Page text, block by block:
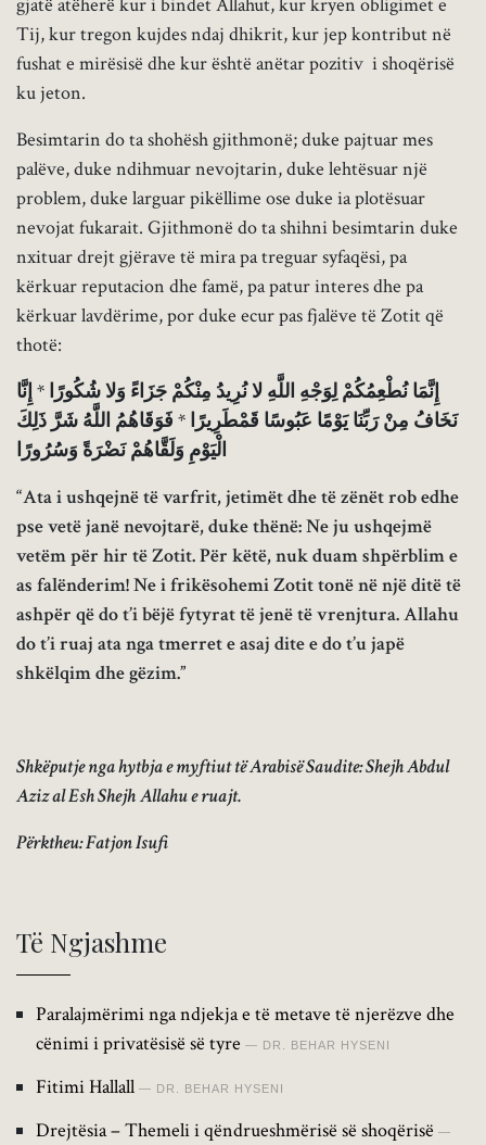
Tij, kur tregon kujdes ndaj dhikrit, kur jep kontribut në
fushat e mirësisë dhe kur është anëtar pozitiv ​ i shoqërisë
ku jeton.
Besimtarin do ta shohësh gjithmonë; duke pajtuar mes
palëve, duke ndihmuar nevojtarin, duke lehtësuar një
problem, duke larguar pikëllime ose duke ia plotësuar
nevojat fukarait. Gjithmonë do ta shihni besimtarin duke
nxituar drejt gjërave të mira pa treguar syfaqësi, pa
kërkuar reputacion dhe famë, pa patur interes dhe pa
kërkuar lavdërime, por duke ecur pas fjalëve të Zotit që
thotë:
إِنَّمَا نُطْعِمُكُمْ لِوَجْهِ اللَّهِ لا نُرِيدُ مِنْكُمْ جَزَاءً وَلا شُكُورًا * إِنَّا
نَخَافُ مِنْ رَبِّنَا يَوْمًا عَبُوسًا قَمْطَرِيرًا * فَوَقَاهُمُ اللَّهُ شَرَّ ذَلِكَ
الْيَوْمِ وَلَقَّاهُمْ نَضْرَةً وَسُرُورًا
“Ata i ushqejnë të varfrit, jetimët dhe të zënët rob edhe
pse vetë janë nevojtarë, duke thënë: Ne ju ushqejmë
vetëm për hir të Zotit. Për këtë, nuk duam shpërblim e
as falënderim! Ne i frikësohemi Zotit tonë në një ditë të
ashpër që do t’i bëjë fytyrat të jenë të vrenjtura. Allahu
do t’i ruaj ata nga tmerret e asaj dite e do t’u japë
shkëlqim dhe gëzim.”
Shkëputje nga hytbja e myftiut të Arabisë Saudite: Shejh Abdul
Aziz al Esh ShejhAllahu e ruajt.
Përktheu: Fatjon Isufi
Të Ngjashme
Paralajmërimi nga ndjekja e të metave të njerëzve dhe
cënimi i privatësisë së tyre
DR. BEHAR HYSENI
Fitimi Hallall DR. BEHAR HYSENI
Drejtësia – Themeli i qëndrueshmërisë së shoqërisë